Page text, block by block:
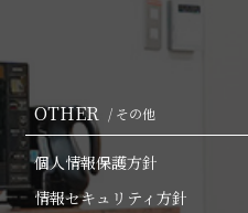
OTHER / その他
個人情報保護方針
情報セキュリティ方針